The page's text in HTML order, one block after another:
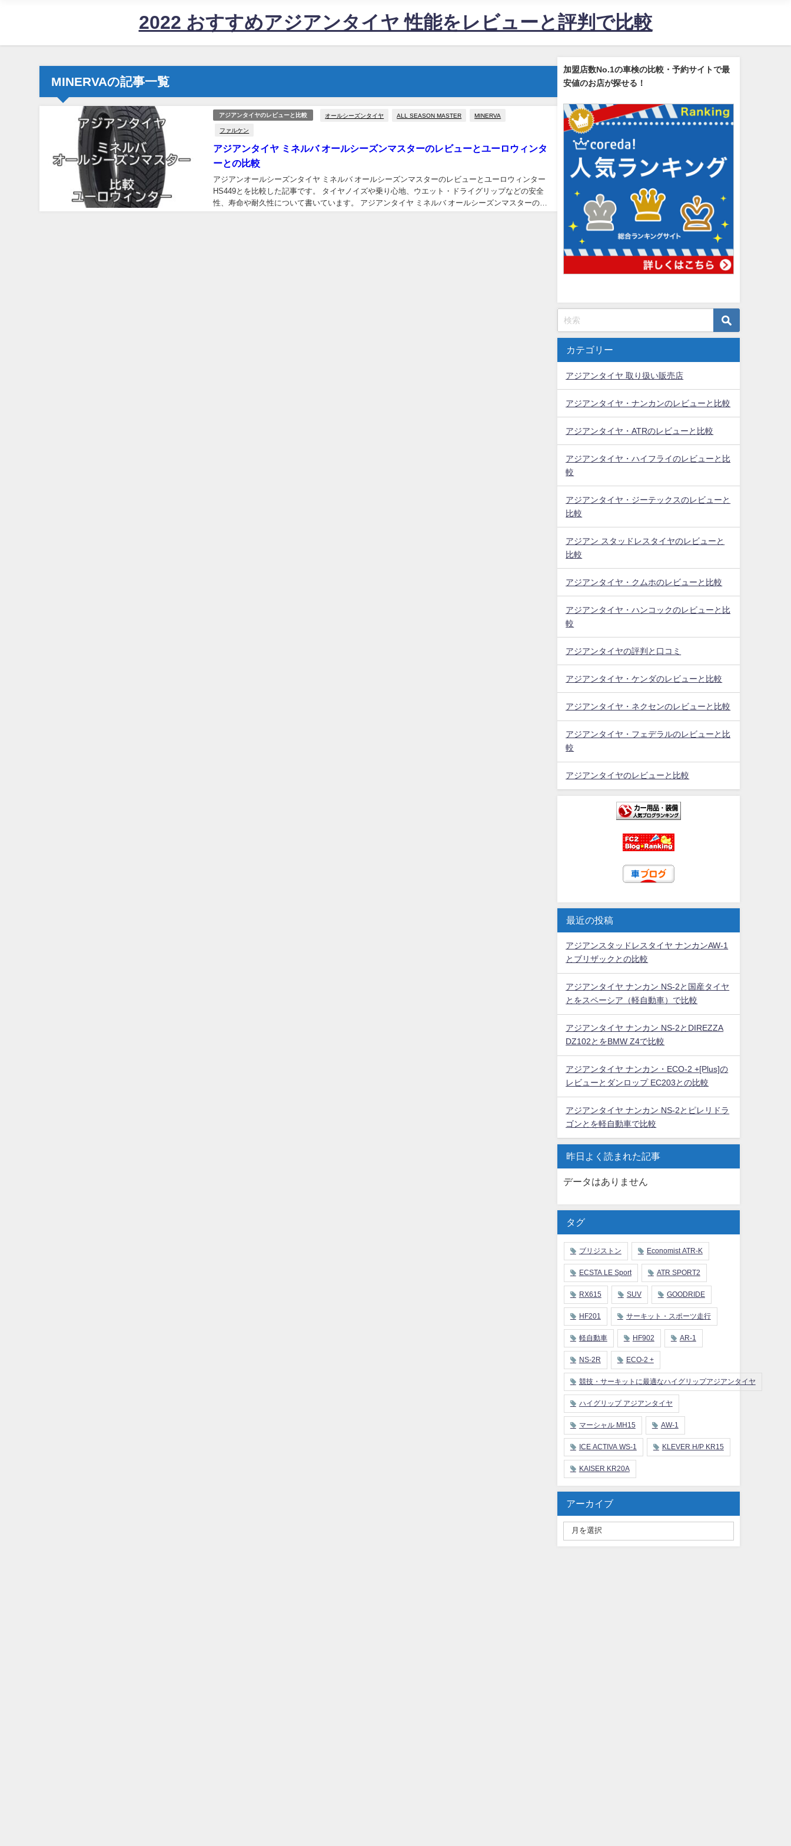
2022 おすすめアジアンタイヤ 性能をレビューと評判で比較
MINERVAの記事一覧
アジアンタイヤのレビューと比較 オールシーズンタイヤ ALL SEASON MASTER MINERVA
ファルケン
アジアンタイヤ ミネルバ オールシーズンマスターのレビューとユーロウィンタ
ーとの比較
アジアンオールシーズンタイヤ ミネルバ オールシーズンマスターのレビューとユーロウィンター
HS449とを比較した記事です。 タイヤノイズや乗り心地、ウエット・ドライグリップなどの安全
性、寿命や耐久性について書いています。 アジアンタイヤ ミネルバ オールシーズンマスターのレ
加盟店数No.1の車検の比較・予約サイトで最
安値のお店が探せる！
カテゴリー
アジアンタイヤ 取り扱い販売店
アジアンタイヤ・ナンカンのレビューと比較
アジアンタイヤ・ATRのレビューと比較
アジアンタイヤ・ハイフライのレビューと比
較
アジアンタイヤ・ジーテックスのレビューと
比較
アジアン スタッドレスタイヤのレビューと
比較
アジアンタイヤ・クムホのレビューと比較
アジアンタイヤ・ハンコックのレビューと比
較
アジアンタイヤの評判と口コミ
アジアンタイヤ・ケンダのレビューと比較
アジアンタイヤ・ネクセンのレビューと比較
アジアンタイヤ・フェデラルのレビューと比
較
アジアンタイヤのレビューと比較
最近の投稿
アジアンスタッドレスタイヤ ナンカンAW-1
とブリザックとの比較
アジアンタイヤ ナンカン NS-2と国産タイヤ
とをスペーシア（軽自動車）で比較
アジアンタイヤ ナンカン NS-2とDIREZZA
DZ102とをBMW Z4で比較
アジアンタイヤ ナンカン・ECO-2 +[Plus]の
レビューとダンロップ EC203との比較
アジアンタイヤ ナンカン NS-2とピレリドラ
ゴンとを軽自動車で比較
昨日よく読まれた記事
データはありません
タグ
ブリジストン Economist ATR-K
ECSTA LE Sport ATR SPORT2
RX615 SUV GOODRIDE
HF201 サーキット・スポーツ走行
軽自動車 HF902 AR-1
NS-2R ECO-2 +
競技・サーキットに最適なハイグリップアジアンタイヤ
ハイグリップ アジアンタイヤ
マーシャル MH15 AW-1
ICE ACTIVA WS-1 KLEVER H/P KR15
KAISER KR20A
アーカイブ